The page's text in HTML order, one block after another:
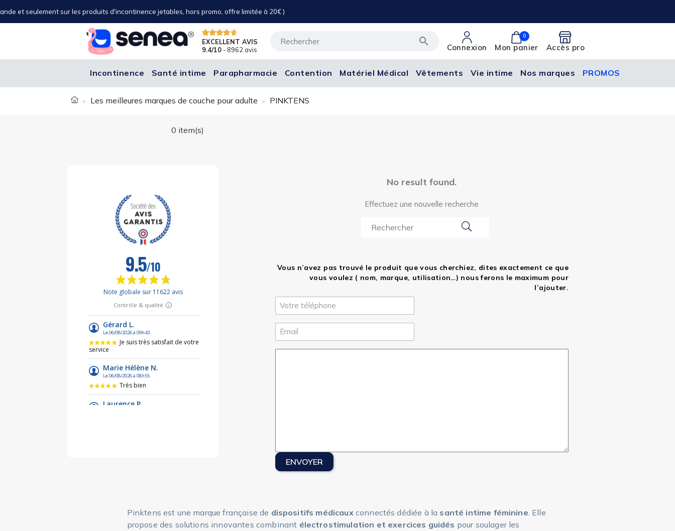
et seulement sur les produits d'incontinence jetables, hors promo, offre limitée à 20€ )
EXCELLENT AVIS
9.4/10 - 8962 avis
 Connexion
0
Mon panier Accès pro
Incontinence Santé intime Parapharmacie Contention Matériel Médical Vêtements Vie intime Nos marques PROMOS
Les meilleures marques de couche pour adulte PINKTENS
0 item(s)
No result found.
Effectuez une nouvelle recherche
Vous n’avez pas trouvé le produit que vous cherchiez, dites exactement ce que
vous voulez ( nom, marque, utilisation…) nous ferons le maximum pour
l’ajouter.
Pinktens est une marque française de dispositifs médicauxconnectés dédiée à la santé intime féminine. Elle
propose des solutions innovantes combinant électrostimulation et exercices guidés pour soulager les